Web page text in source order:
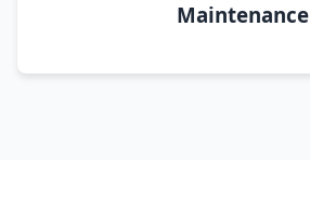
Maintenance